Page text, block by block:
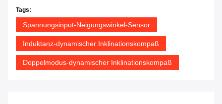
Tags:
Spannungsinput-Neigungswinkel-Sensor
Induktanz-dynamischer Inklinationskompaß
Doppelmodus-dynamischer Inklinationskompaß